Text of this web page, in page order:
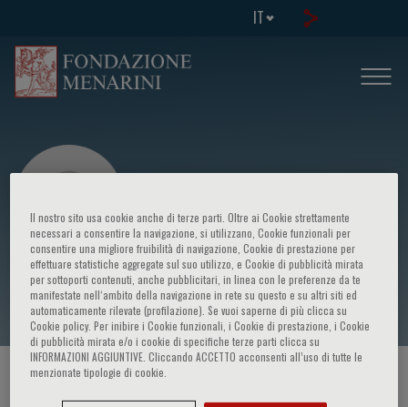
IT
C. Idolfi
HOME PAGE / CORSI ED EVENTI
Il nostro sito usa cookie anche di terze parti. Oltre ai Cookie strettamente
necessari a consentire la navigazione, si utilizzano, Cookie funzionali per
consentire una migliore fruibilità di navigazione, Cookie di prestazione per
effettuare statistiche aggregate sul suo utilizzo, e Cookie di pubblicità mirata
per sottoporti contenuti, anche pubblicitari, in linea con le preferenze da te
manifestate nell‘ambito della navigazione in rete su questo e su altri siti ed
automaticamente rilevate (profilazione). Se vuoi saperne di più clicca su
Cookie policy. Per inibire i Cookie funzionali, i Cookie di prestazione, i Cookie
di pubblicità mirata e/o i cookie di specifiche terze parti clicca su
INFORMAZIONI AGGIUNTIVE. Cliccando ACCETTO acconsenti all’uso di tutte le
menzionate tipologie di cookie.